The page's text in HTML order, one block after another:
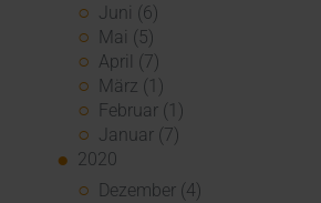
Juni (6)
Mai (5)
April (7)
März (1)
Februar (1)
Januar (7)
2020
Dezember (4)